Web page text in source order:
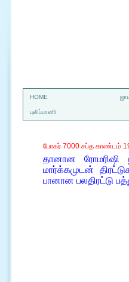
HOME
புலிப்பாணி
போகர் 7000 சப்த காண்டம்
தானான ரோமரிஷி
மார்க்கமுடன்
பானான பலதிரட்டு